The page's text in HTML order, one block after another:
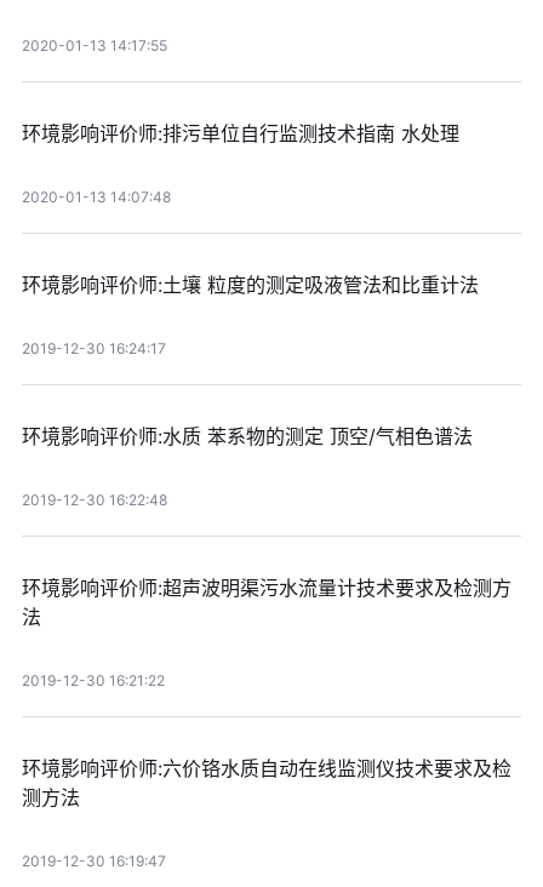
2020-01-13 14:17:55
环境影响评价师:排污单位自行监测技术指南 水处理
2020-01-13 14:07:48
环境影响评价师:土壤 粒度的测定吸液管法和比重计法
2019-12-30 16:24:17
环境影响评价师:水质 苯系物的测定 顶空/气相色谱法
2019-12-30 16:22:48
环境影响评价师:超声波明渠污水流量计技术要求及检测方
法
2019-12-30 16:21:22
环境影响评价师:六价铬水质自动在线监测仪技术要求及检
测方法
2019-12-30 16:19:47